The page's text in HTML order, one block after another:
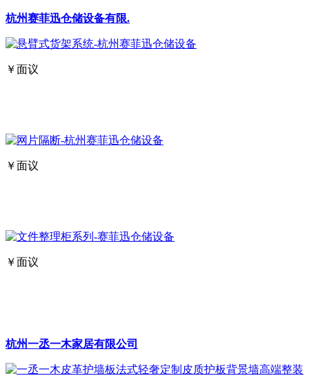
杭州赛菲迅仓储设备有限.
￥面议
￥面议
￥面议
杭州一丞一木家居有限公司